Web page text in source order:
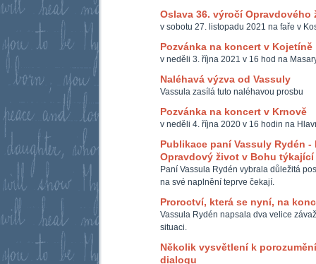
Oslava 36. výročí Opravdového
v sobotu 27. listopadu 2021 na faře v
Pozvánka na koncert v Kojetíně
v neděli 3. října 2021 v 16 hod na
Naléhavá výzva od Vassuly
Vassula zasílá tuto naléhavou prosbu
Pozvánka na koncert v Krnově
v neděli 4. října 2020 v 16 hodin na
Publikace paní Vassuly Rydén
Opravdový život v Bohu
Paní Vassula Rydén vybrala důležitá
na své naplnění teprve čekají.
Proroctví, která se nyní, na
Vassula Rydén napsala dva velice
situaci.
Několik vysvětlení k
dialogu